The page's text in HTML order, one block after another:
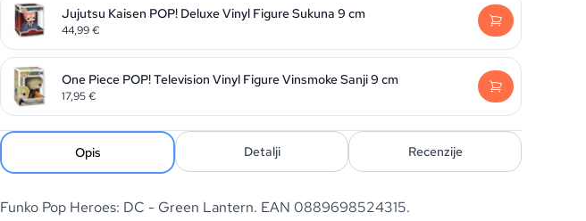
Jujutsu Kaisen POP! Deluxe Vinyl Figure Sukuna 9 cm
44,99€
One Piece POP! Television Vinyl Figure Vinsmoke Sanji 9 cm
17,95€
Opis Detalji Recenzije
Funko Pop Heroes: DC - Green Lantern. EAN 0889698524315.